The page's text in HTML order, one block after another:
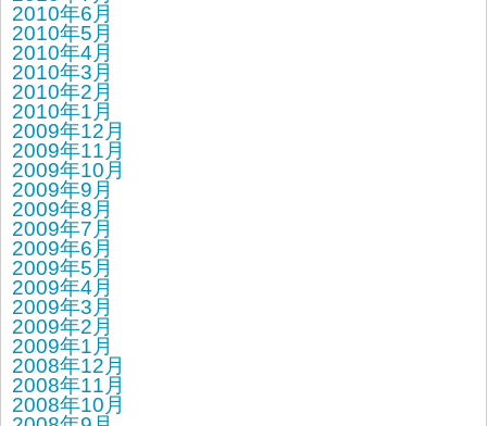
2010年6月
2010年5月
2010年4月
2010年3月
2010年2月
2010年1月
2009年12月
2009年11月
2009年10月
2009年9月
2009年8月
2009年7月
2009年6月
2009年5月
2009年4月
2009年3月
2009年2月
2009年1月
2008年12月
2008年11月
2008年10月